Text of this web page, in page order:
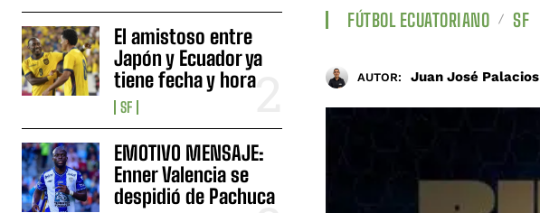
El amistoso entre
Japón y Ecuador ya
tiene fecha y hora
SF
EMOTIVO MENSAJE:
Enner Valencia se
despidió de Pachuca
FÚTBOL ECUATORIANO SF
AUTOR: Juan José Palacios